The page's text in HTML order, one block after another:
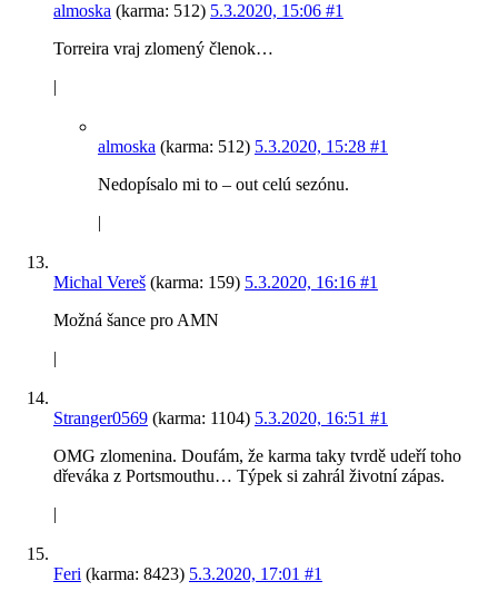
almoska (karma: 512) 5.3.2020, 15:06 #1
Torreira vraj zlomený členok…
|
almoska (karma: 512) 5.3.2020, 15:28 #1
Nedopísalo mi to – out celú sezónu.
|
Michal Vereš (karma: 159) 5.3.2020, 16:16 #1
Možná šance pro AMN
|
Stranger0569 (karma: 1104) 5.3.2020, 16:51 #1
OMG zlomenina. Doufám, že karma taky tvrdě udeří toho
dřeváka z Portsmouthu… Týpek si zahrál životní zápas.
|
Feri (karma: 8423) 5.3.2020, 17:01 #1